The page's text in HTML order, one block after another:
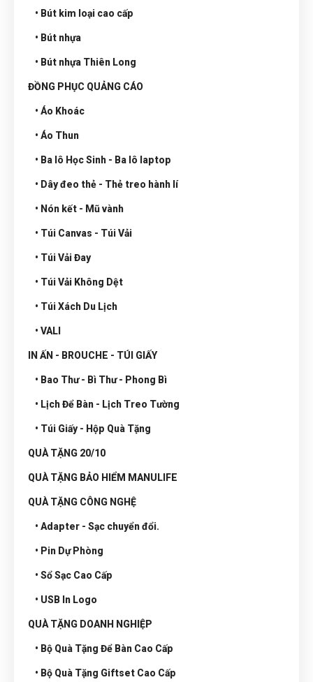
• Bút kim loại cao cấp
• Bút nhựa
• Bút nhựa Thiên Long
ĐỒNG PHỤC QUẢNG CÁO
• Áo Khoác
• Áo Thun
• Ba lô Học Sinh - Ba lô laptop
• Dây đeo thẻ - Thẻ treo hành lí
• Nón kết - Mũ vành
• Túi Canvas - Túi Vải
• Túi Vải Đay
• Túi Vải Không Dệt
• Túi Xách Du Lịch
• VALI
IN ẤN - BROUCHE - TÚI GIẤY
• Bao Thư - Bì Thư - Phong Bì
• Lịch Để Bàn - Lịch Treo Tường
• Túi Giấy - Hộp Quà Tặng
QUÀ TẶNG 20/10
QUÀ TẶNG BẢO HIỂM MANULIFE
QUÀ TẶNG CÔNG NGHỆ
• Adapter - Sạc chuyển đổi.
• Pin Dự Phòng
• Sổ Sạc Cao Cấp
• USB In Logo
QUÀ TẶNG DOANH NGHIỆP
• Bộ Quà Tặng Để Bàn Cao Cấp
• Bộ Quà Tặng Giftset Cao Cấp